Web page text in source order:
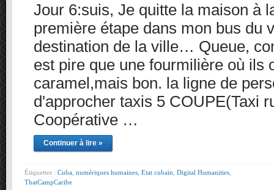
Jour 6:suis, Je quitte la maison à
première étape dans mon bus du
destination de la ville… Queue,
est pire que une fourmilière où ils
caramel,mais bon. la ligne de
d'approcher taxis 5 COUPE(Taxi
Coopérative …
Continuer à lire »
Étiquettes : Cuba numériques humaines Etat cubain Digital Humanities
ThatCampCaribe